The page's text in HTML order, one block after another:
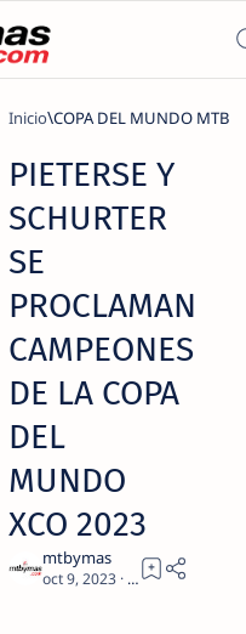
Inicio COPA DEL MUNDO MTB
PIETERSE Y
SCHURTER
SE
PROCLAMAN
CAMPEONES
DE LA COPA
DEL
MUNDO
XCO 2023
3